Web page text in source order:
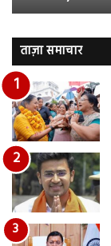
जारी,
वीडियो…
ताज़ा समाचार